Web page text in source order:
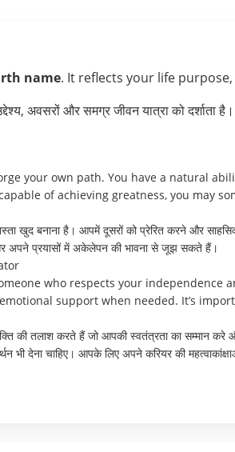
name. It reflects your life
अवसरों और समग्र जीवन यात्रा को दर्शाता है।
your own path. You have a natural
of achieving greatness, you may
खुद बनाना है। आपमें दूसरों को प्रेरित करने और
अपने प्रयासों में अकेलेपन की भावना से जूझ सकते हैं।
who respects your
support when needed. It’s
की तलाश करते हैं जो आपकी स्वतंत्रता का सम्मान
देना चाहिए। आपके लिए अपने करियर की